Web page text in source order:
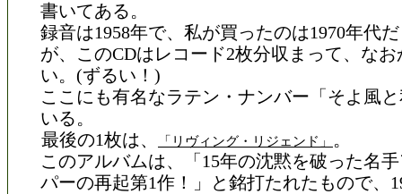
書いてある。
録音は1958年で、私が買ったのは1970年代
が、このCDはレコード2枚分収まって、な
い。(ずるい！)
ここにも有名なラテン・ナンバー「そよ風
いる。
最後の1枚は、
「リヴィング・リジェンド」
。
このアルバムは、「15年の沈黙を破った名
パーの再起第1作！」と銘打たれたもので、